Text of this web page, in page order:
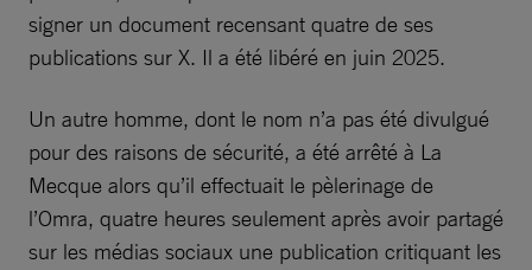
signer un document recensant quatre de ses
publications sur X. Il a été libéré en juin 2025.
Un autre homme, dont le nom n’a pas été divulgué
pour des raisons de sécurité, a été arrêté à La
Mecque alors qu’il effectuait le pèlerinage de
l’Omra, quatre heures seulement après avoir partagé
sur les médias sociaux une publication critiquant les